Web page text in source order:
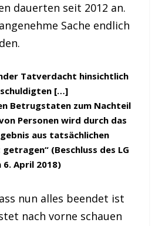
dauerten seit 2012 an.
Sache endlich
Tatverdacht hinsichtlich
[…]
Betrugstaten zum Nachteil
Personen wird durch das
aus tatsächlichen
(Beschluss des LG
April 2018)
nun alles beendet ist
nach vorne schauen